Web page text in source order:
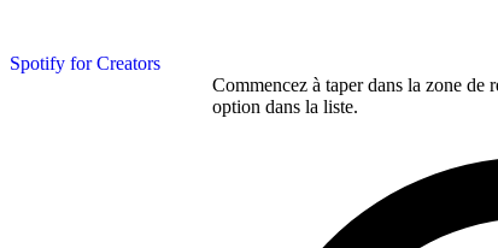
Spotify for Creators
Commencez à taper dans la zone
option dans la liste.